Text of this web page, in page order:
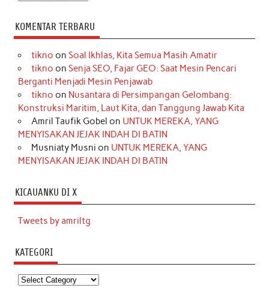
KOMENTAR TERBARU
tikno on Soal Ikhlas, Kita Semua Masih Amatir
tikno on Senja SEO, Fajar GEO: Saat Mesin Pencari
Berganti Menjadi Mesin Penjawab
tikno on Nusantara di Persimpangan Gelombang:
Konstruksi Maritim, Laut Kita, dan Tanggung Jawab Kita
Amril Taufik Gobel on UNTUK MEREKA, YANG
MENYISAKAN JEJAK INDAH DI BATIN
Musniaty Musni on UNTUK MEREKA, YANG
MENYISAKAN JEJAK INDAH DI BATIN
KICAUANKU DI X
Tweets by amriltg
KATEGORI
Kategori